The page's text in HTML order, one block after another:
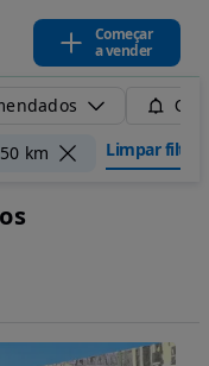
Começar
a vender
50 km Limpar filtros